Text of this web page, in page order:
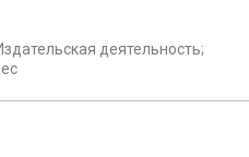
деятельность;